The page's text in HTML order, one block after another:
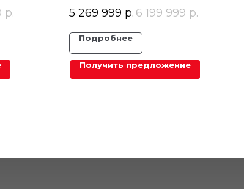
р.
Системы безопасности ACC, FCW,
FAPA и др.
Система кругового обзора
Панорамная крыша
5 269 999 р.6 199 999 р.
Подробнее
Получить предложение